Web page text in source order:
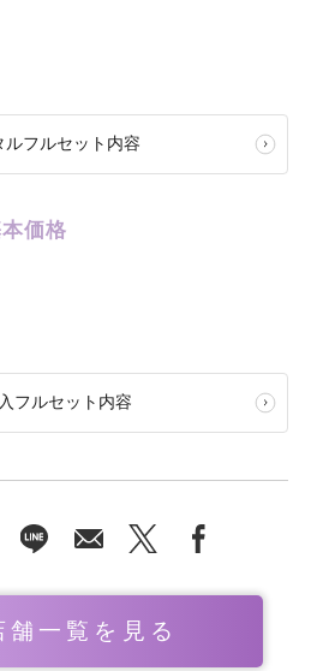
ルフルセット内容
価格
フルセット内容
舗一覧を見る